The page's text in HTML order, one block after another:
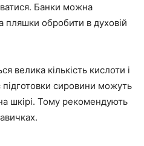
Банки можна
пляшки обробити в духовій
велика кількість кислоти і
підготовки сировини можуть
шкірі. Тому рекомендують